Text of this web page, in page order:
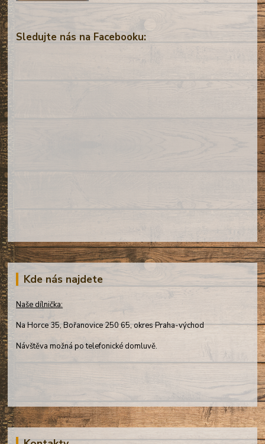
Sledujte nás na Facebooku:
Kde nás najdete
Naše dílnička:
Na Horce 35, Bořanovice 250 65, okres Praha-východ
Návštěva možná po telefonické domluvě.